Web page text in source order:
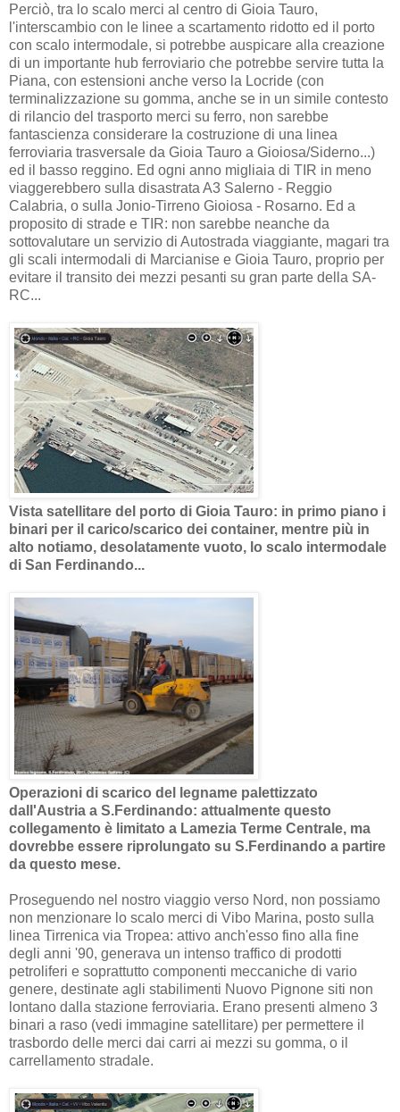
Perciò, tra lo scalo merci al centro di Gioia Tauro,
l'interscambio con le linee a scartamento ridotto ed il porto
con scalo intermodale, si potrebbe auspicare alla creazione
di un importante hub ferroviario che potrebbe servire tutta la
Piana, con estensioni anche verso la Locride (con
terminalizzazione su gomma, anche se in un simile contesto
di rilancio del trasporto merci su ferro, non sarebbe
fantascienza considerare la costruzione di una linea
ferroviaria trasversale da Gioia Tauro a Gioiosa/Siderno...)
ed il basso reggino. Ed ogni anno migliaia di TIR in meno
viaggerebbero sulla disastrata A3 Salerno - Reggio
Calabria, o sulla Jonio-Tirreno Gioiosa - Rosarno. Ed a
proposito di strade e TIR: non sarebbe neanche da
sottovalutare un servizio di Autostrada viaggiante, magari tra
gli scali intermodali di Marcianise e Gioia Tauro, proprio per
evitare il transito dei mezzi pesanti su gran parte della SA-
RC...
Vista satellitare del porto di Gioia Tauro: in primo piano i
binari per il carico/scarico dei container, mentre più in
alto notiamo, desolatamente vuoto, lo scalo intermodale
di San Ferdinando...
Operazioni di scarico del legname palettizzato
dall'Austria a S.Ferdinando: attualmente questo
collegamento è limitato a Lamezia Terme Centrale, ma
dovrebbe essere riprolungato su S.Ferdinando a partire
da questo mese.
Proseguendo nel nostro viaggio verso Nord, non possiamo
non menzionare lo scalo merci di Vibo Marina, posto sulla
linea Tirrenica via Tropea: attivo anch'esso fino alla fine
degli anni '90, generava un intenso traffico di prodotti
petroliferi e soprattutto componenti meccaniche di vario
genere, destinate agli stabilimenti Nuovo Pignone siti non
lontano dalla stazione ferroviaria. Erano presenti almeno 3
binari a raso (vedi immagine satellitare) per permettere il
trasbordo delle merci dai carri ai mezzi su gomma, o il
carrellamento stradale.